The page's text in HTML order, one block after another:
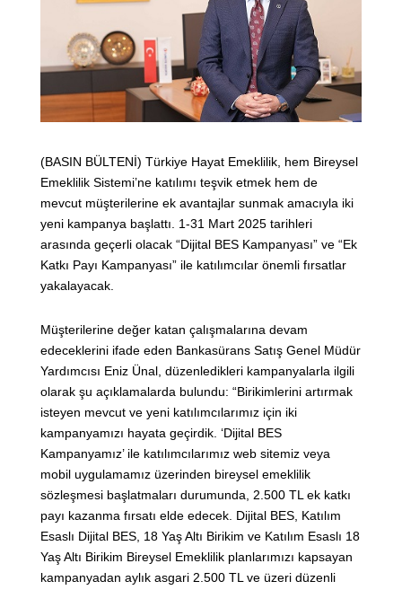
(BASIN BÜLTENİ) Türkiye Hayat Emeklilik, hem Bireysel
Emeklilik Sistemi’ne katılımı teşvik etmek hem de
mevcut müşterilerine ek avantajlar sunmak amacıyla iki
yeni kampanya başlattı. 1-31 Mart 2025 tarihleri
arasında geçerli olacak “Dijital BES Kampanyası” ve “Ek
Katkı Payı Kampanyası” ile katılımcılar önemli fırsatlar
yakalayacak.
Müşterilerine değer katan çalışmalarına devam
edeceklerini ifade eden Bankasürans Satış Genel Müdür
Yardımcısı Eniz Ünal, düzenledikleri kampanyalarla ilgili
olarak şu açıklamalarda bulundu: “Birikimlerini artırmak
isteyen mevcut ve yeni katılımcılarımız için iki
kampanyamızı hayata geçirdik. ‘Dijital BES
Kampanyamız’ ile katılımcılarımız web sitemiz veya
mobil uygulamamız üzerinden bireysel emeklilik
sözleşmesi başlatmaları durumunda, 2.500 TL ek katkı
payı kazanma fırsatı elde edecek. Dijital BES, Katılım
Esaslı Dijital BES, 18 Yaş Altı Birikim ve Katılım Esaslı 18
Yaş Altı Birikim Bireysel Emeklilik planlarımızı kapsayan
kampanyadan aylık asgari 2.500 TL ve üzeri düzenli